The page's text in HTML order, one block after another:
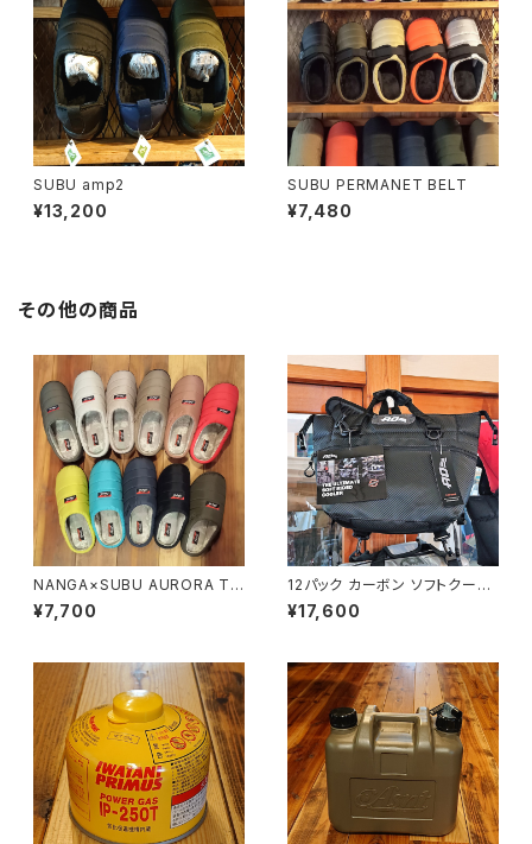
SUBU amp2
¥13,200
SUBU PERMANET BELT
¥7,480
その他の商品
NANGA×SUBU AURORA TE
X WINTER SANDAL
¥7,700
12パック カーボン ソフトクーラ
ー
¥17,600